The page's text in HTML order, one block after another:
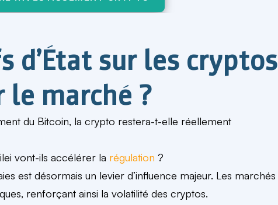
d’État sur les cryptos
marché ?
du Bitcoin, la crypto restera-t-elle réellement
vont-ils accélérer la régulation ?
est désormais un levier d’influence majeur. Les marchés
renforçant ainsi la volatilité des cryptos.